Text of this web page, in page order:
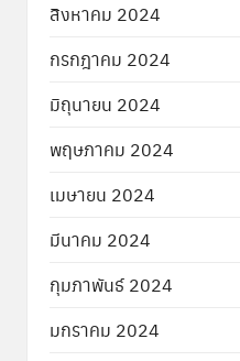
สิงหาคม 2024
กรกฎาคม 2024
มิถุนายน 2024
พฤษภาคม 2024
เมษายน 2024
มีนาคม 2024
กุมภาพันธ์ 2024
มกราคม 2024